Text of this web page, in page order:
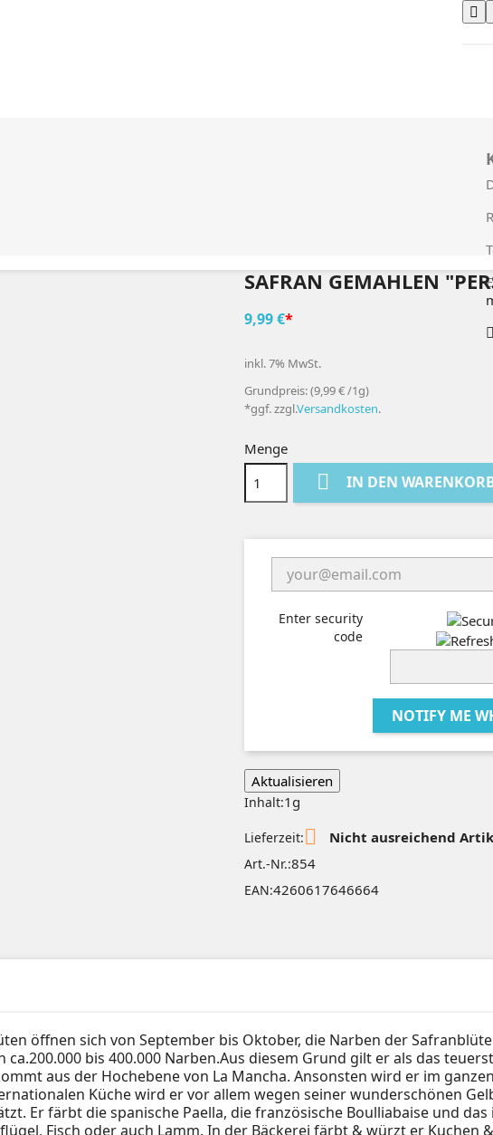
SAFRAN GEMAHLEN
9,99 €*
inkl. 7% MwSt.
Grundpreis: (9,99 € /1g)
*ggf. zzgl.Versandkosten.
Menge
 IN DEN
Enter security
code
NOTIFY ME
Inhalt:1g
Lieferzeit: Nicht ausreichend
Art.-Nr.:854
EAN:4260617646664
öffnen sich von September bis Oktober, die Narben der
bis 400.000 Narben.Aus diesem Grund gilt er als das
aus der Hochebene von La Mancha. Ansonsten wird er im
Küche wird er vor allem wegen seiner wunderschönen
Er färbt die spanische Paella, die französische Boulliabaise und
Fisch oder auch Lamm. In der Bäckerei färbt & würzt er Kuchen